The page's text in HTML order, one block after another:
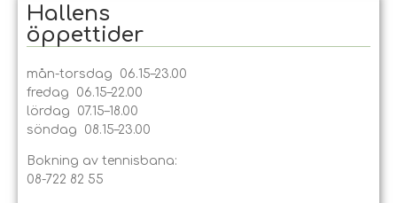
Hallens
öppet­tider
mån-torsdag 06.15–23.00
fredag 06.15–22.00
lördag 07.15–18.00
söndag 08.15–23.00
Bokning av tennisbana:
08-722 82 55